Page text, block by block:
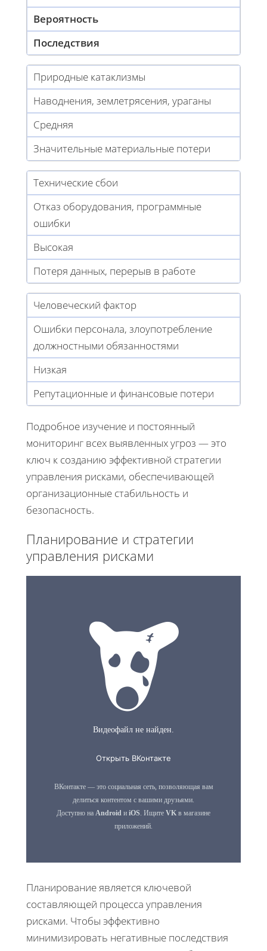
Вероятность
Последствия
Природные катаклизмы
Наводнения, землетрясения, ураганы
Средняя
Значительные материальные потери
Технические сбои
Отказ оборудования, программные
ошибки
Высокая
Потеря данных, перерыв в работе
Человеческий фактор
Ошибки персонала, злоупотребление
должностными обязанностями
Низкая
Репутационные и финансовые потери
Подробное изучение и постоянный
мониторинг всех выявленных угроз — это
ключ к созданию эффективной стратегии
управления рисками, обеспечивающей
организационные стабильность и
безопасность.
Планирование и стратегии
управления рисками
Планирование является ключевой
составляющей процесса управления
рисками. Чтобы эффективно
минимизировать негативные последствия